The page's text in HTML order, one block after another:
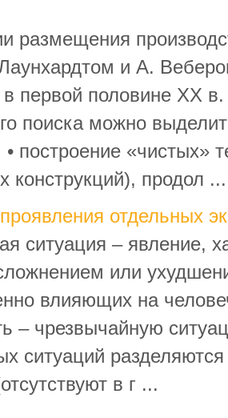
размещения
и А.
первой половине XX
поиска можно
построение «чистых»
конструкций), продол ...
отдельных
ситуация – явление,
или
влияющих на
– чрезвычайную
ситуаций
в г ...